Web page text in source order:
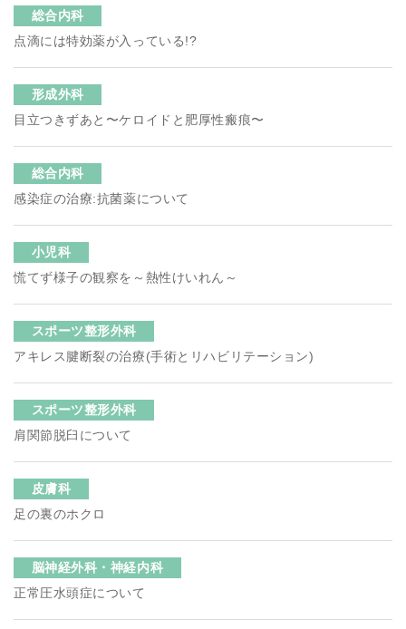
総合内科
点滴には特効薬が入っている!?
形成外科
目立つきずあと〜ケロイドと肥厚性瘢痕〜
総合内科
感染症の治療:抗菌薬について
小児科
慌てず様子の観察を～熱性けいれん～
スポーツ整形外科
アキレス腱断裂の治療(手術とリハビリテーション)
スポーツ整形外科
肩関節脱臼について
皮膚科
足の裏のホクロ
脳神経外科・神経内科
正常圧水頭症について